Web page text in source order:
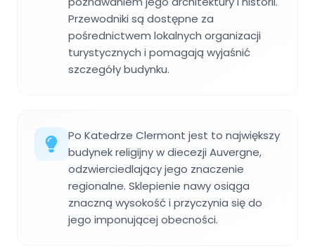
Przewodniki są dostępne za
pośrednictwem lokalnych organizacji
turystycznych i pomagają wyjaśnić
szczegóły budynku.
Po Katedrze Clermont jest to największy
budynek religijny w diecezji Auvergne,
odzwierciedlający jego znaczenie
regionalne. Sklepienie nawy osiąga
znaczną wysokość i przyczynia się do
jego imponującej obecności.